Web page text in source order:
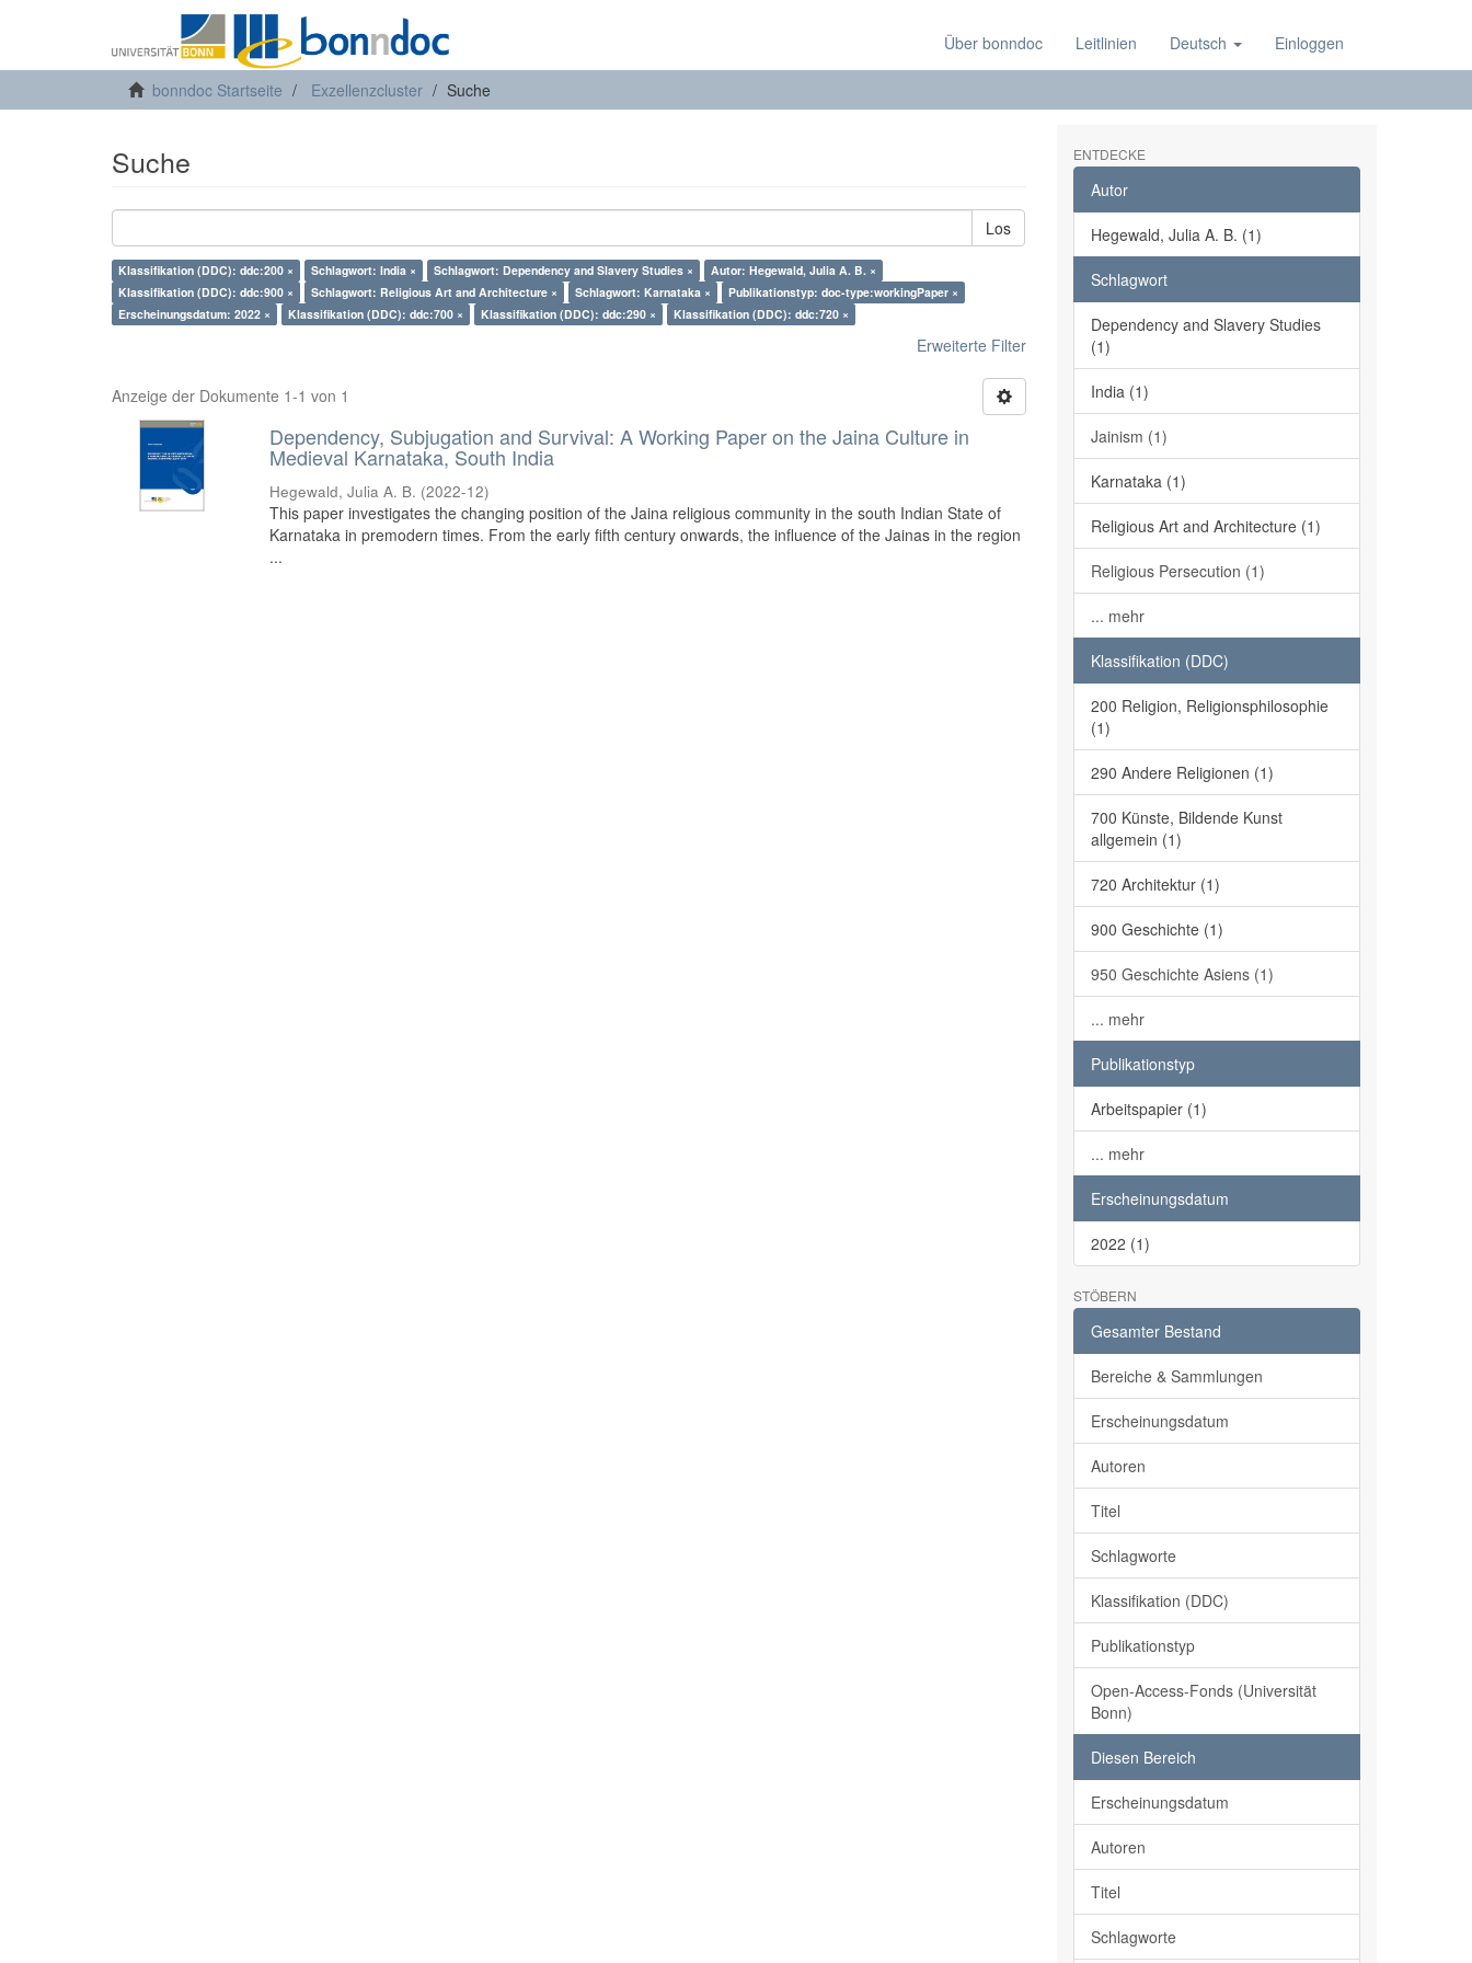
Über bonndoc Leitlinien Deutsch Einloggen
bonndoc Startseite Exzellenzcluster Suche
Suche
Los
Klassifikation (DDC): ddc:200 × Schlagwort: India × Schlagwort: Dependency and Slavery Studies ×
Autor: Hegewald, Julia A. B. ×
Klassifikation (DDC): ddc:900 ×
Schlagwort: Religious Art and Architecture × Schlagwort: Karnataka ×
Publikationstyp: doc-type:workingPaper ×
Erscheinungsdatum: 2022 ×
Klassifikation (DDC): ddc:700 × Klassifikation (DDC): ddc:290 × Klassifikation (DDC): ddc:720 ×
Erweiterte Filter
Anzeige der Dokumente 1-1 von 1
Dependency, Subjugation and Survival: A Working Paper on the Jaina Culture in
Medieval Karnataka, South India
Hegewald, Julia A. B. (2022-12)
This paper investigates the changing position of the Jaina religious community in the south Indian State of
Karnataka in premodern times. From the early fifth century onwards, the influence of the Jainas in the region
...
ENTDECKE
Autor
Hegewald, Julia A. B. (1)
Schlagwort
Dependency and Slavery Studies
(1)
India (1)
Jainism (1)
Karnataka (1)
Religious Art and Architecture (1)
Religious Persecution (1)
... mehr
Klassifikation (DDC)
200 Religion, Religionsphilosophie
(1)
290 Andere Religionen (1)
700 Künste, Bildende Kunst
allgemein (1)
720 Architektur (1)
900 Geschichte (1)
950 Geschichte Asiens (1)
... mehr
Publikationstyp
Arbeitspapier (1)
... mehr
Erscheinungsdatum
2022 (1)
STÖBERN
Gesamter Bestand
Bereiche & Sammlungen
Erscheinungsdatum
Autoren
Titel
Schlagworte
Klassifikation (DDC)
Publikationstyp
Open-Access-Fonds (Universität
Bonn)
Diesen Bereich
Erscheinungsdatum
Autoren
Titel
Schlagworte